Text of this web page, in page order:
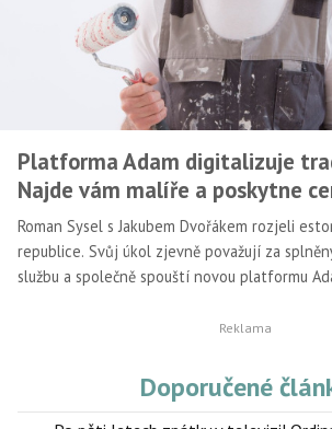
Platforma Adam digitalizuje
Najde vám malíře a poskytne
Roman Sysel s Jakubem Dvořákem rozjeli
republice. Svůj úkol zjevně považují za
službu a společně spouští novou platformu
Doporučené